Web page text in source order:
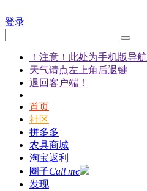
登录
！注意！此处为手机版导航
天气请点左上角后退键
退回客户端！
首页
社区
拼多多
农具商城
淘宝返利
圈子Call me
发现